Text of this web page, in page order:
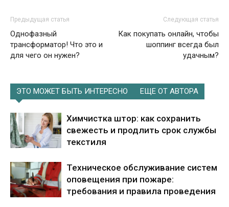
Предыдущая статья
Однофазный
трансформатор! Что это и
для чего он нужен?
Следующая статья
Как покупать онлайн, чтобы
шоппинг всегда был
удачным?
ЭТО МОЖЕТ БЫТЬ ИНТЕРЕСНО ЕЩЕ ОТ АВТОРА
Химчистка штор: как сохранить
свежесть и продлить срок службы
текстиля
Техническое обслуживание систем
оповещения при пожаре:
требования и правила проведения